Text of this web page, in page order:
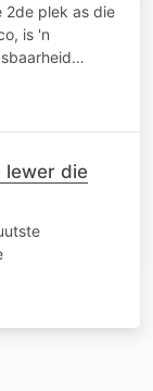
2de plek as die
is 'n
lewer die